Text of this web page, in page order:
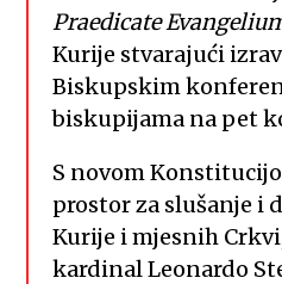
Praedicate
Kurije stvarajući
Biskupskim
biskupijama na pet
S novom
prostor za slušanje i
Kurije i mjesnih
kardinal Leonardo